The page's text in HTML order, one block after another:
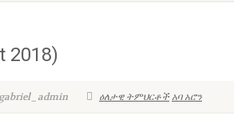
2018)
ዕለታዊ ትምህርቶችአባ አሮን